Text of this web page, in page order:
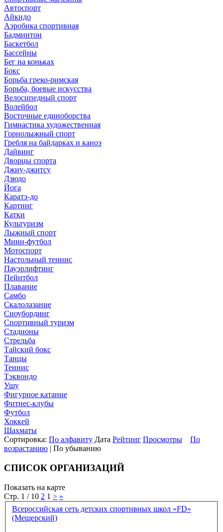
Автоспорт
Айкидо
Аэробика спортивная
Бадминтон
Баскетбол
Бассейны
Бег на коньках
Бокс
Борьба греко-римская
Борьба, боевые искусства
Велосипедный спорт
Волейбол
Восточные единоборства
Гимнастика художественная
Горнолыжный спорт
Гребля на байдарках и каноэ
Дайвинг
Дворцы спорта
Джиу-джитсу
Дзюдо
Йога
Каратэ-до
Картинг
Катки
Культуризм
Лыжный спорт
Мини-футбол
Мотоспорт
Настольный теннис
Пауэрлифтинг
Пейнтбол
Плавание
Самбо
Скалолазание
Сноубординг
Спортивный туризм
Стадионы
Стрельба
Тайский бокс
Танцы
Теннис
Тэквондо
Ушу
Фигурное катание
Фитнес-клубы
Футбол
Хоккей
Шахматы
Сортировка: По алфавиту Дата Рейтинг Просмотры
По
возрастанию | По убыванию
СПИСОК ОРГАНИЗАЦИЙ
Показать на карте
Стр. 1 / 10 2 1 > »
Всероссийская сеть детских спортивных школ «FD»
(Мещерский)